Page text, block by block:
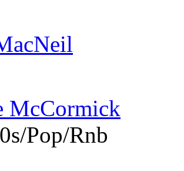
McCormick
Pop/Rnb